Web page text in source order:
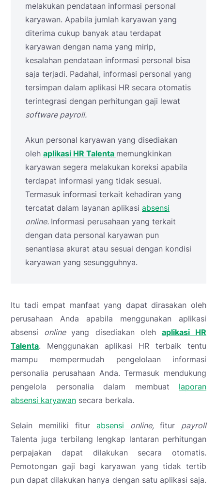
melakukan pendataan informasi personal
karyawan. Apabila jumlah karyawan yang
diterima cukup banyak atau terdapat
karyawan dengan nama yang mirip,
kesalahan pendataan informasi personal bisa
saja terjadi. Padahal, informasi personal yang
tersimpan dalam aplikasi HR secara otomatis
terintegrasi dengan perhitungan gaji lewat
software payroll.
Akun personal karyawan yang disediakan
oleh aplikasi HR Talenta memungkinkan
karyawan segera melakukan koreksi apabila
terdapat informasi yang tidak sesuai.
Termasuk informasi terkait kehadiran yang
tercatat dalam layanan aplikasi absensi
online. Informasi perusahaan yang terkait
dengan data personal karyawan pun
senantiasa akurat atau sesuai dengan kondisi
karyawan yang sesungguhnya.
Itu tadi empat manfaat yang dapat dirasakan oleh
perusahaan Anda apabila menggunakan aplikasi
absensi onlineyang disediakan oleh aplikasi HR
Talenta. Menggunakan aplikasi HR terbaik tentu
mampu mempermudah pengelolaan informasi
personalia perusahaan Anda. Termasuk mendukung
pengelola personalia dalam membuat laporan
absensi karyawan secara berkala.
Selain memiliki fitur absensi online, fitur payroll
Talenta juga terbilang lengkap lantaran perhitungan
perpajakan dapat dilakukan secara otomatis.
Pemotongan gaji bagi karyawan yang tidak tertib
pun dapat dilakukan hanya dengan satu aplikasi saja.